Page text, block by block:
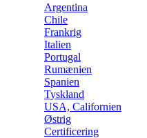
Argentina
Chile
Frankrig
Italien
Portugal
Rumænien
Spanien
Tyskland
USA, Californien
Østrig
Certificering